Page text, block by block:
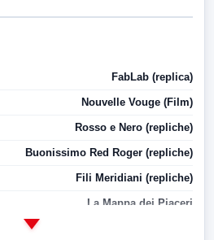
FabLab (replica)
Nouvelle Vouge (Film)
Rosso e Nero (repliche)
Buonissimo Red Roger (repliche)
Fili Meridiani (repliche)
La Mappa dei Piaceri